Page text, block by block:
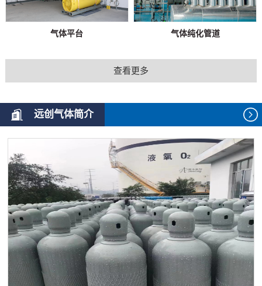
气体平台 气体纯化管道
查看更多
远创气体简介